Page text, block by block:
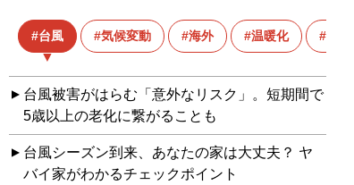
台風 気候変動 海外 温暖化
台風被害がはらむ「意外なリスク」。短期間で
5歳以上の老化に繋がることも
台風シーズン到来、あなたの家は大丈夫？ ヤ
バイ家がわかるチェックポイント